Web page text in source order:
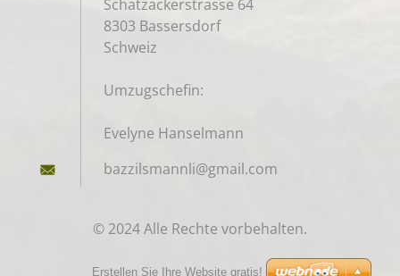
Schatzackerstrasse 64
8303 Bassersdorf
Schweiz
Umzugschefin:
Evelyne Hanselmann
bazzilsmannli@gmail.com
© 2024 Alle Rechte vorbehalten.
Erstellen Sie Ihre Website gratis!